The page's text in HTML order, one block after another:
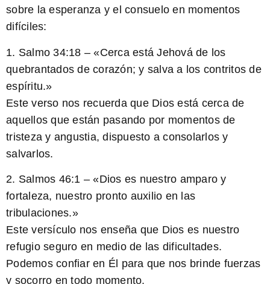
sobre la esperanza y el consuelo en momentos
difíciles:
1. Salmo 34:18 – «Cerca está Jehová de los
quebrantados de corazón; y salva a los contritos de
espíritu.»
Este verso nos recuerda que Dios está cerca de
aquellos que están pasando por momentos de
tristeza y angustia, dispuesto a consolarlos y
salvarlos.
2. Salmos 46:1 – «Dios es nuestro amparo y
fortaleza, nuestro pronto auxilio en las
tribulaciones.»
Este versículo nos enseña que Dios es nuestro
refugio seguro en medio de las dificultades.
Podemos confiar en Él para que nos brinde fuerzas
y socorro en todo momento.